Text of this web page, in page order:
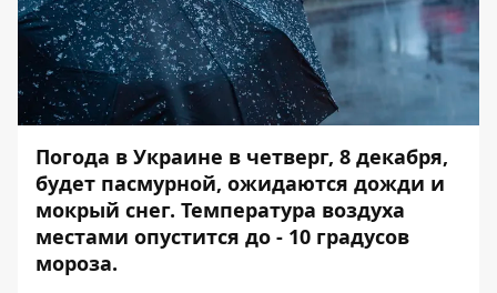
Погода в Украине в четверг, 8 декабря,
будет пасмурной, ожидаются дожди и
мокрый снег. Температура воздуха
местами опустится до - 10 градусов
мороза.